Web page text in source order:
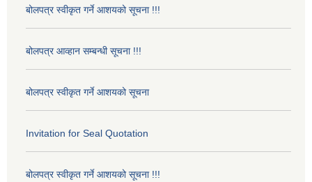
बोलपत्र स्वीकृत गर्ने आशयको सूचना !!!
बोलपत्र आव्हान सम्बन्धी सूचना !!!
बोलपत्र स्वीकृत गर्ने आशयको सूचना
Invitation for Seal Quotation
बोलपत्र स्वीकृत गर्ने आशयको सूचना !!!